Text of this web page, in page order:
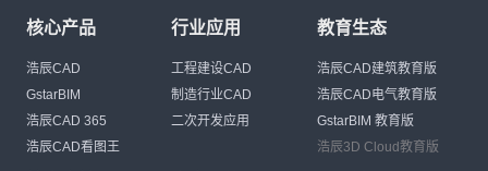
核心产品
浩辰CAD
GstarBIM
浩辰CAD 365
浩辰CAD看图王
行业应用
工程建设CAD
制造行业CAD
二次开发应用
教育生态
浩辰CAD建筑教育版
浩辰CAD电气教育版
GstarBIM 教育版
浩辰3D Cloud教育版